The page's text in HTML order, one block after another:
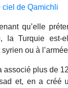
de Qamichli
qu’elle
la Turquie est-
ou à
associé plus de
et, en a créé